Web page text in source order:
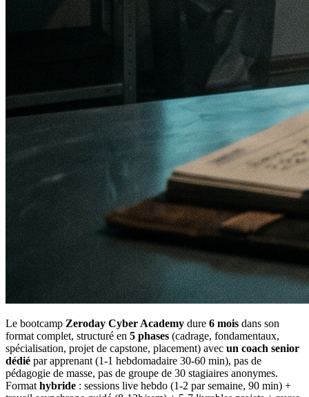
Le bootcamp Zeroday Cyber Academy dure 6 mois dans son
format complet, structuré en 5 phases (cadrage, fondamentaux,
spécialisation, projet de capstone, placement) avec un coach senior
dédié par apprenant (1-1 hebdomadaire 30-60 min), pas de
pédagogie de masse, pas de groupe de 30 stagiaires anonymes.
Format hybride : sessions live hebdo (1-2 par semaine, 90 min) +